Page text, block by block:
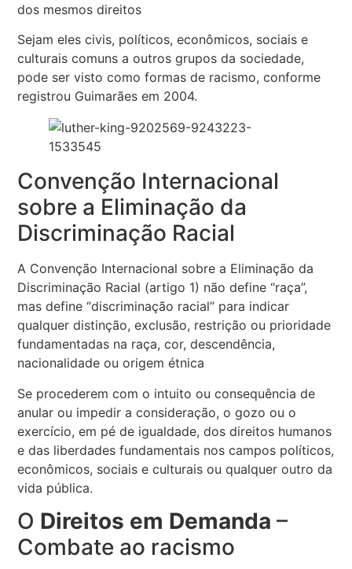
dos mesmos direitos
Sejam eles civis, políticos, econômicos, sociais e
culturais comuns a outros grupos da sociedade,
pode ser visto como formas de racismo, conforme
registrou Guimarães em 2004.
Convenção Internacional
sobre a Eliminação da
Discriminação Racial
A Convenção Internacional sobre a Eliminação da
Discriminação Racial (artigo 1) não define “raça”,
mas define “discriminação racial” para indicar
qualquer distinção, exclusão, restrição ou prioridade
fundamentadas na raça, cor, descendência,
nacionalidade ou origem étnica
Se procederem com o intuito ou consequência de
anular ou impedir a consideração, o gozo ou o
exercício, em pé de igualdade, dos direitos humanos
e das liberdades fundamentais nos campos políticos,
econômicos, sociais e culturais ou qualquer outro da
vida pública.
O Direitos em Demanda –
Combate ao racismo